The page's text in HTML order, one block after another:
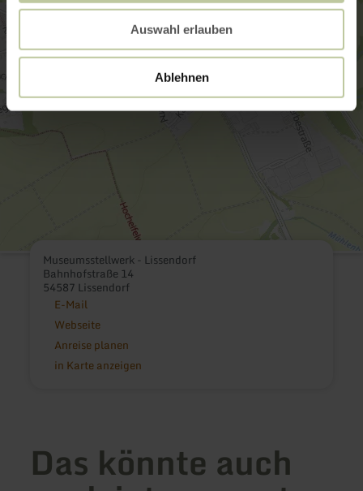
Auswahl erlauben
Ablehnen
Museumsstellwerk - Lissendorf
Bahnhofstraße 14
54587 Lissendorf
E-Mail
Webseite
Anreise planen
in Karte anzeigen
Das könnte auch